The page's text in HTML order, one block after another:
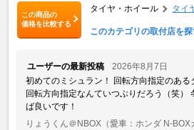
この商品の
価格を比較する
タイヤ・ホイール タイ
このカテゴリの取付店を
ユーザーの最新投稿
2026年8月7日
初めてのミシュラン！ 回転方向指定のある
回転方向指定なんていつぶりだろう（笑）
ば良いです！
りょうくん＠NBOX （愛車：ホンダ N-BOX